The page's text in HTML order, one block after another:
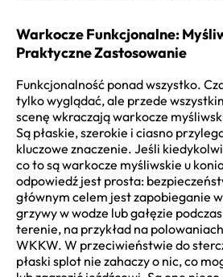
Warkocze Funkcjonalne:
Praktyczne Zastosowanie
Funkcjonalność ponad wszystko.
tylko wyglądać, ale przede
scenę wkraczają warkocze
Są płaskie, szerokie i ciasno
kluczowe znaczenie. Jeśli
co to są warkocze myśliwskie u
odpowiedź jest prosta:
głównym celem jest zapobieganie
grzywy w wodze lub gałęzie
terenie, na przykład na
WKKW. W przeciwieństwie do
płaski splot nie zahaczy o nic, co